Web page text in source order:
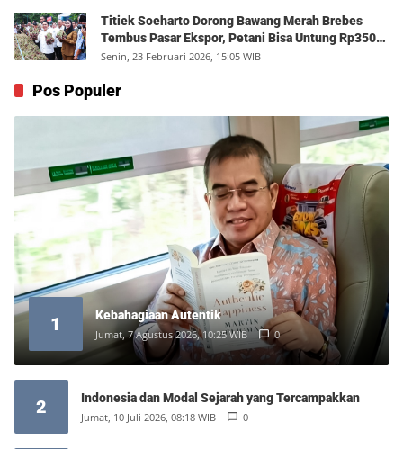
Titiek Soeharto Dorong Bawang Merah Brebes
Tembus Pasar Ekspor, Petani Bisa Untung Rp350
Juta per Hektare
Senin, 23 Februari 2026, 15:05 WIB
Pos Populer
1 Kebahagiaan Autentik
Jumat, 7 Agustus 2026, 10:25 WIB 0
2 Indonesia dan Modal Sejarah yang Tercampakkan
Jumat, 10 Juli 2026, 08:18 WIB 0